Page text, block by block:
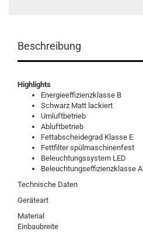
Beschreibung
Highlights
Energieeffizienzklasse B
Schwarz Matt lackiert
Umluftbetrieb
Abluftbetrieb
Fettabscheidegrad Klasse E
Fettfilter spülmaschinenfest
Beleuchtungssystem LED
Beleuchtungseffizienzklasse A
Technische Daten
Geräteart
Material
Einbaubreite